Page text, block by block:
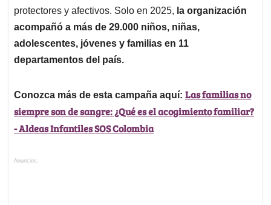
protectores y afectivos. Solo en 2025, la organización
acompañó a más de 29.000 niños, niñas,
adolescentes, jóvenes y familias en 11
departamentos del país.
Conozca más de esta campaña aquí: Las familias no
siempre son de sangre: ¿Qué es el acogimiento familiar?
- Aldeas Infantiles SOS Colombia
Anuncios.